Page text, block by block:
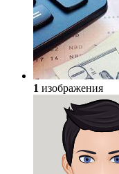
1 изображения